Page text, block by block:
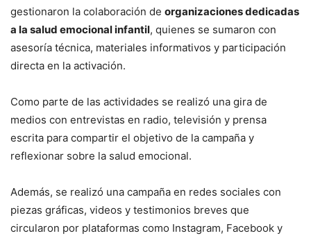
gestionaron la colaboración de organizaciones dedicadas
a la salud emocional infantil, quienes se sumaron con
asesoría técnica, materiales informativos y participación
directa en la activación.
Como parte de las actividades se realizó una gira de
medios con entrevistas en radio, televisión y prensa
escrita para compartir el objetivo de la campaña y
reflexionar sobre la salud emocional.
Además, se realizó una campaña en redes sociales con
piezas gráficas, videos y testimonios breves que
circularon por plataformas como Instagram, Facebook y